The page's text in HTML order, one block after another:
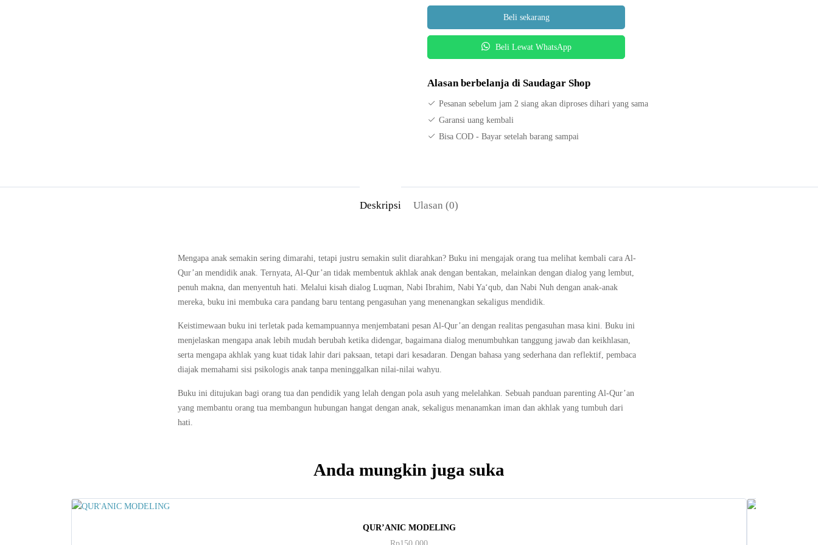
Rp200,000.Rp150,000.
AL-
AJAK
BUKAN
Beli sekarang
Beli Lewat WhatsApp
Alasan berbelanja di Saudagar Shop
Pesanan sebelum jam 2 siang akan diproses dihari yang sama
Garansi uang kembali
Bisa COD - Bayar setelah barang sampai
Deskripsi Ulasan (0)
Mengapa anak semakin sering dimarahi, tetapi justru semakin sulit diarahkan? Buku ini mengajak orang tua melihat kembali cara Al-
Qur’an mendidik anak. Ternyata, Al-Qur’an tidak membentuk akhlak anak dengan bentakan, melainkan dengan dialog yang lembut,
penuh makna, dan menyentuh hati. Melalui kisah dialog Luqman, Nabi Ibrahim, Nabi Ya‘qub, dan Nabi Nuh dengan anak-anak
mereka, buku ini membuka cara pandang baru tentang pengasuhan yang menenangkan sekaligus mendidik.
Keistimewaan buku ini terletak pada kemampuannya menjembatani pesan Al-Qur’an dengan realitas pengasuhan masa kini. Buku ini
menjelaskan mengapa anak lebih mudah berubah ketika didengar, bagaimana dialog menumbuhkan tanggung jawab dan keikhlasan,
serta mengapa akhlak yang kuat tidak lahir dari paksaan, tetapi dari kesadaran. Dengan bahasa yang sederhana dan reflektif, pembaca
diajak memahami sisi psikologis anak tanpa meninggalkan nilai-nilai wahyu.
Buku ini ditujukan bagi orang tua dan pendidik yang lelah dengan pola asuh yang melelahkan. Sebuah panduan parenting Al-Qur’an
yang membantu orang tua membangun hubungan hangat dengan anak, sekaligus menanamkan iman dan akhlak yang tumbuh dari
hati.
Anda mungkin juga suka
QUR’ANIC MODELING